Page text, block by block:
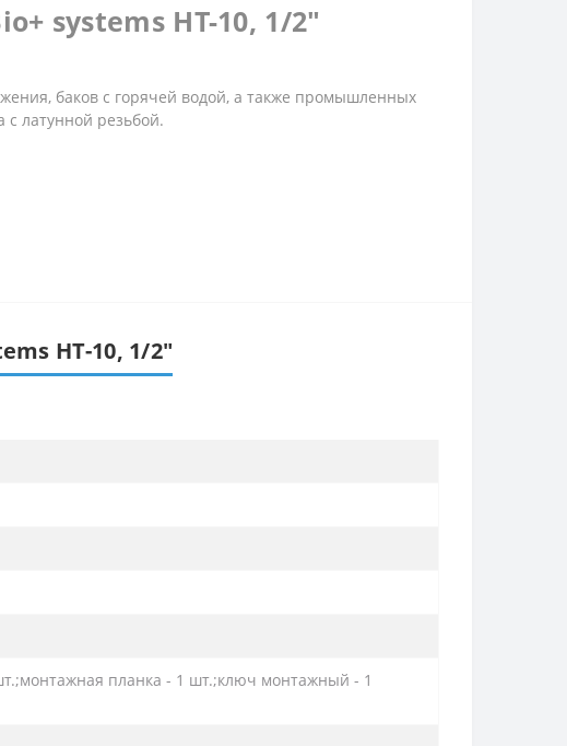
systems HT-10, 1/2″
баков с горячей водой, а также промышленных
с латунной резьбой.
HT-10, 1/2″
планка - 1 шт.;ключ монтажный - 1